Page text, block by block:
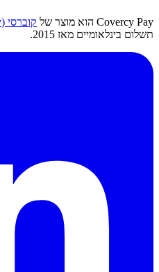
Covercy Pay הוא מוצר של קוברסי (Covercy)
תשלום בינלאומיים מאז 2015.